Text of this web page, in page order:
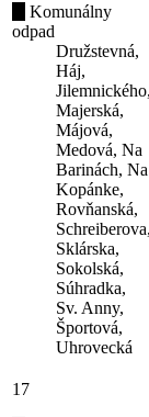
Komunálny
odpad
Družstevná,
Háj,
Jilemnického,
Majerská,
Májová,
Medová, Na
Barinách, Na
Kopánke,
Rovňanská,
Schreiberova,
Sklárska,
Sokolská,
Súhradka,
Sv. Anny,
Športová,
Uhrovecká
17